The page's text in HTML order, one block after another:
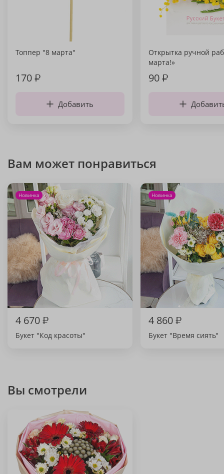
Топпер "8 марта"
170₽
Добавить
Открытка ручной
марта!»
90₽
Вам может понравиться
Новинка
4 670₽
Букет "Код красоты"
Новинка
4 860₽
Букет "Время сиять"
Вы смотрели